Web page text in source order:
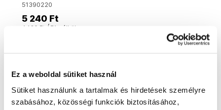
Ez a weboldal sütiket használ
Sütiket használunk a tartalmak és hirdetések személyre
szabásához, közösségi funkciók biztosításához,
51390220
5 240 Ft
4 130 Ft ÁFA nélkül